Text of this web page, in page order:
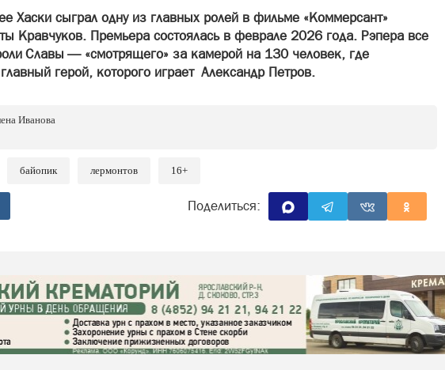
Хаски сыграл одну из главных ролей в фильме «Коммерсант»
Кравчуков. Премьера состоялась в феврале 2026 года. Рэпера все
Славы — «смотрящего» за камерой на 130 человек, где
герой, которого играет Александр Петров.
Иванова
байопик лермонтов 16+
Поделиться: